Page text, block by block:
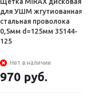
Щетка MIRAX дисковая
для УШМ жгутиованная
стальная проволока
0,5мм d=125мм 35144-
125
Нет в наличии
970 руб.